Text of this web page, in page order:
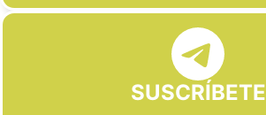
SUSCRÍBETE